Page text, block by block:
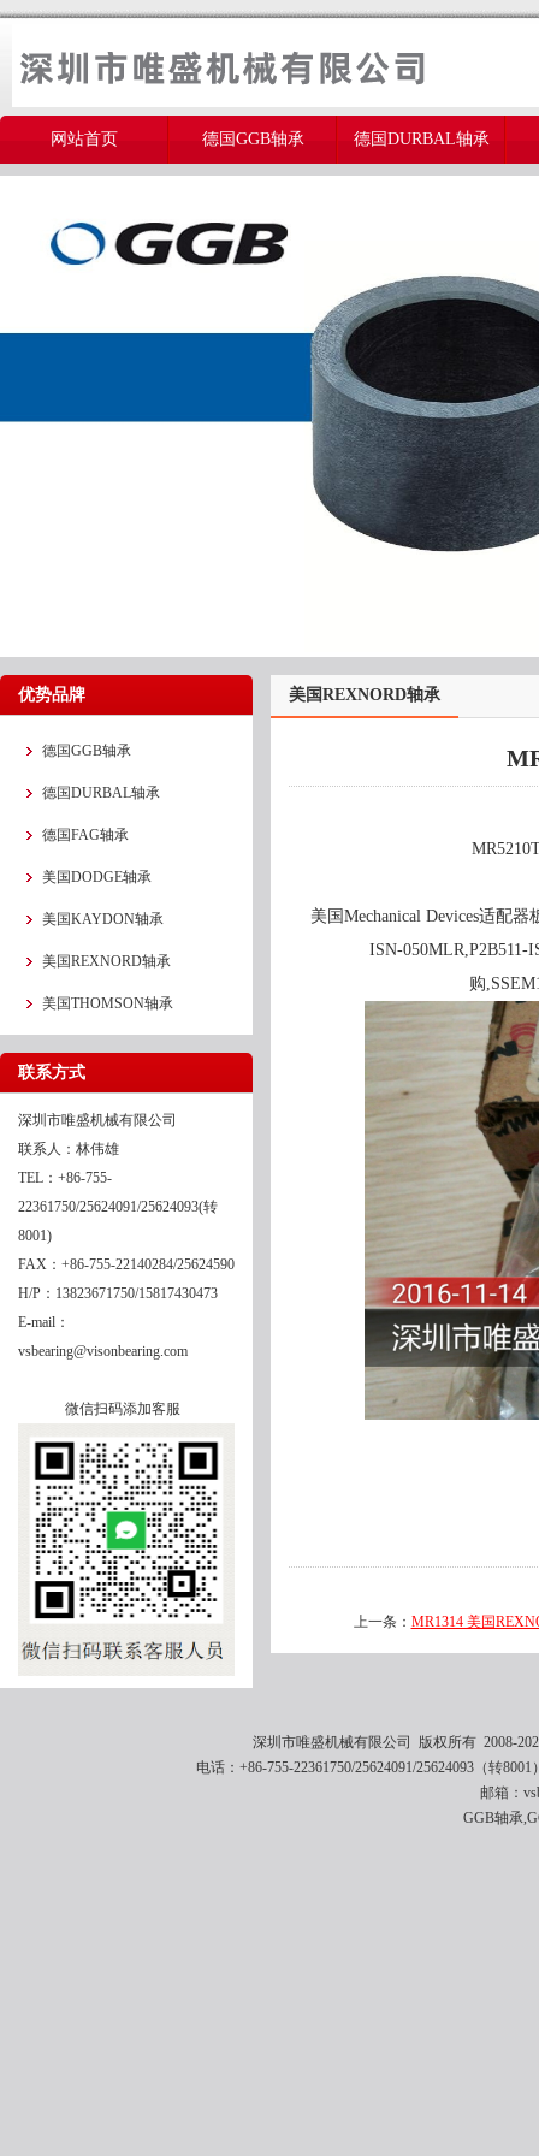
网站首页 德国GGB轴承 德国DURBAL轴承
优势品牌
德国GGB轴承
德国DURBAL轴承
德国FAG轴承
美国DODGE轴承
美国KAYDON轴承
美国REXNORD轴承
美国THOMSON轴承
联系方式
深圳市唯盛机械有限公司
联系人：林伟雄
TEL：+86-755-
22361750/25624091/25624093(转
8001)
FAX：+86-755-22140284/25624590
H/P：13823671750/15817430473
E-mail：
vsbearing@visonbearing.com
微信扫码添加客服
美国REXNORD轴承
美国Mechanical Devices适配
ISN-050MLR,P2B511-
购
上一条： MR1314 美国
深圳市唯盛机械有限公司 版权所有 2008-
电话：+86-755-22361750/25624091/25624093（转
邮箱：
GGB轴承